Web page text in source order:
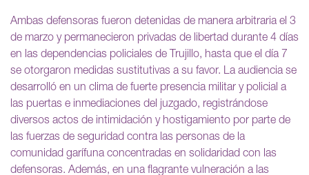
Ambas defensoras fueron detenidas de manera arbitraria el 3
de marzo y permanecieron privadas de libertad durante 4 días
en las dependencias policiales de Trujillo, hasta que el día 7
se otorgaron medidas sustitutivas a su favor. La audiencia se
desarrolló en un clima de fuerte presencia militar y policial a
las puertas e inmediaciones del juzgado, registrándose
diversos actos de intimidación y hostigamiento por parte de
las fuerzas de seguridad contra las personas de la
comunidad garífuna concentradas en solidaridad con las
defensoras. Además, en una flagrante vulneración a las